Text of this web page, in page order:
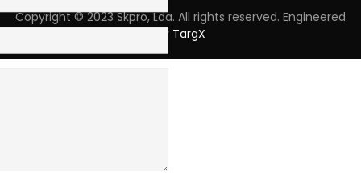
Copyright © 2023 Skpro, Lda. All rights reserved. Engineered
by TargX